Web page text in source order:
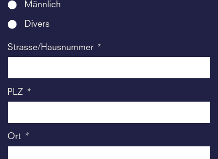
Männlich
Divers
Strasse/Hausnummer *
PLZ *
Ort *